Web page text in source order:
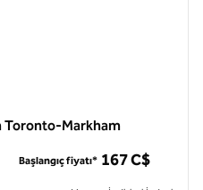
Toronto-Markham
Başlangıç fiyatı* 167 C$